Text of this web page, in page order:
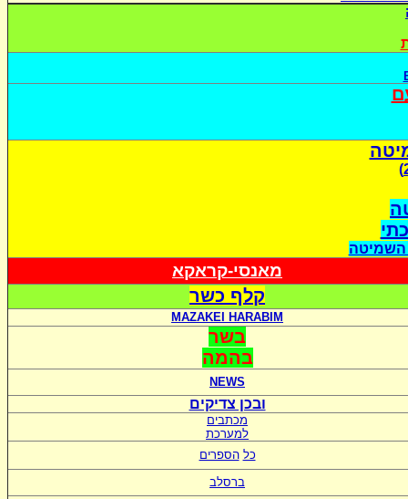
השמיטה
מאנסי-קראקא
קלף כשר
MAZAKEI HARABIM
בשר
בהמה
NEWS
ובכן צדיקים
מכתבים
למערכת
כל הספרים
ברסלב